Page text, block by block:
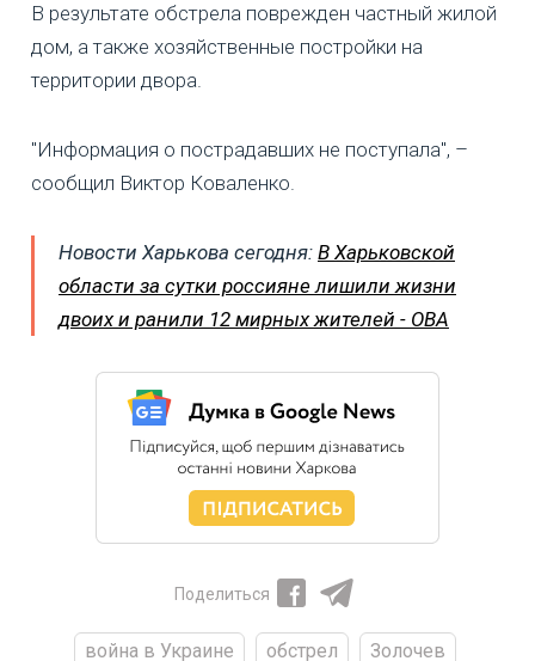
В результате обстрела поврежден частный жилой
дом, а также хозяйственные постройки на
территории двора.
"Информация о пострадавших не поступала", –
сообщил Виктор Коваленко.
Новости Харькова сегодня: В Харьковской
области за сутки россияне лишили жизни
двоих и ранили 12 мирных жителей - ОВА
Поделиться
война в Украине обстрел
Золочев